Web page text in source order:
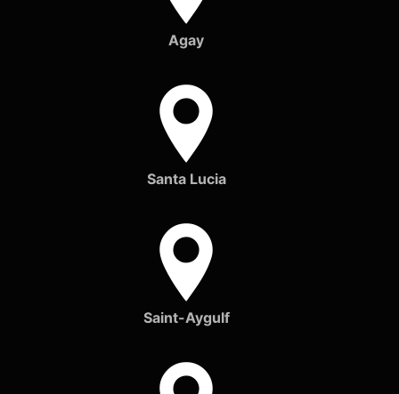
Agay
Santa Lucia
Saint-Aygulf